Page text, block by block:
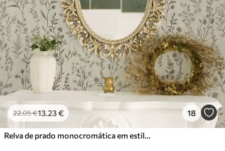
22.05€13.23€ 18
Relva de prado monocromática em estilo vintage